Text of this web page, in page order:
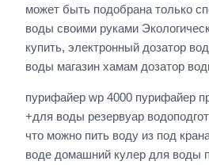
может быть подобрана только
воды своими руками
купить, электронный дозатор
воды магазин хамам дозатор
пурифайер wp 4000 пурифайер
+для воды резервуар
что можно пить воду из под
воде домашний кулер для воды